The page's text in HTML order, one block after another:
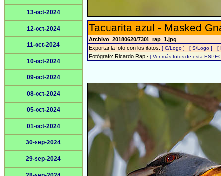
13-oct-2024
12-oct-2024
11-oct-2024
10-oct-2024
09-oct-2024
08-oct-2024
05-oct-2024
01-oct-2024
30-sep-2024
29-sep-2024
Tacuarita azul - Masked
Archivo: 20180620/7301_rap_1.jpg
Exportar la foto con los datos: [ C/Logo ] - [ S/Logo ] - [
Fotógrafo: Ricardo Rap - [ Ver más fotos de esta